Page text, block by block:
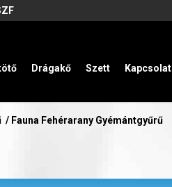
Drágakő Szett Kapcsolat
/ Fauna Fehérarany Gyémántgyűrű